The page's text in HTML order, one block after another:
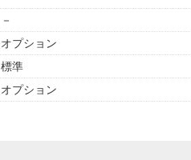
－
オプション
標準
オプション